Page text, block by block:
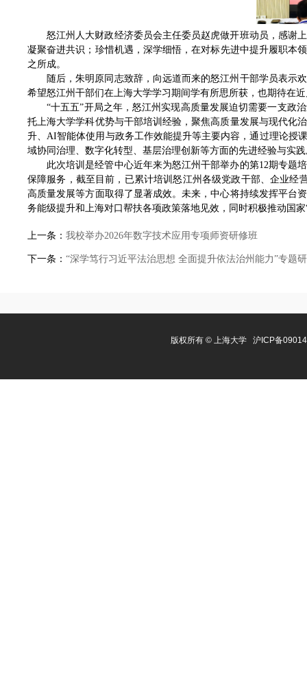
怒江州人大财政经济委员会主任委员赵虎做开班动员，感谢
凝聚奋进共识；珍惜机遇，深学细悟，在对标先进中提升履职本
之所成。
随后，朱明原同志致辞，向远道而来的怒江州干部学员表示
希望怒江州干部们在上海大学学习期间学有所思所获，也期待在
“十五五”开局之年，怒江州实现高质量发展迫切需要一支政
托上海大学学科优势与干部培训经验，聚焦高质量发展与现代化
升、AI智能体使用与政务工作效能提升等主要内容，通过理论授
域协同治理、数字化转型、基层治理创新等方面的先进经验与实
此次培训是经管中心近年来为怒江州干部举办的第12期专题
保障服务，截至目前，已累计培训怒江州各级党政干部、企业经
高质量发展等方面取得了显著成效。未来，中心将持续发挥平台
务能级提升和上海对口帮扶各项政策落地见效，同时积极推动国
上一条： 我校举办2026年数字技术应用专项师资研修班
下一条： “深学笃行习近平法治思想 全面提升依法治州能力”专题
版权所有 © 上海大学 沪ICP备